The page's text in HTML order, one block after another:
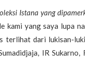
Istana yang
kami yang saya lupa
terlihat dari lukisan-
IR